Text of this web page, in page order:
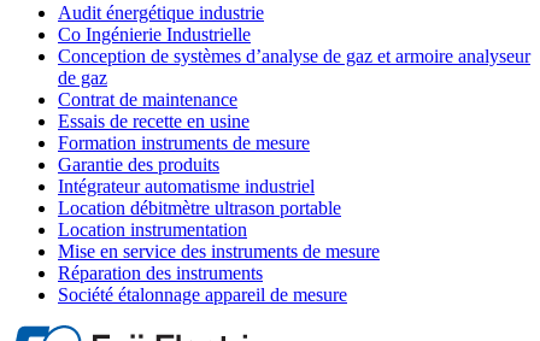
Audit énergétique industrie
Co Ingénierie Industrielle
Conception de systèmes d’analyse de gaz et armoire analyseur
de gaz
Contrat de maintenance
Essais de recette en usine
Formation instruments de mesure
Garantie des produits
Intégrateur automatisme industriel
Location débitmètre ultrason portable
Location instrumentation
Mise en service des instruments de mesure
Réparation des instruments
Société étalonnage appareil de mesure